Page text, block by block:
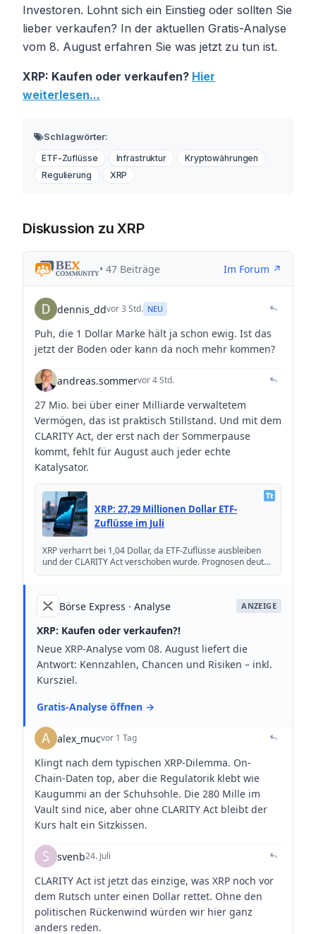
Investoren. Lohnt sich ein Einstieg oder sollten Sie
lieber verkaufen? In der aktuellen Gratis-Analyse
vom 8. August erfahren Sie was jetzt zu tun ist.
XRP: Kaufen oder verkaufen? Hier
weiterlesen...
Schlagwörter:
ETF-Zuflüsse Infrastruktur
Kryptowährungen
Regulierung
XRP
Diskussion zu XRP